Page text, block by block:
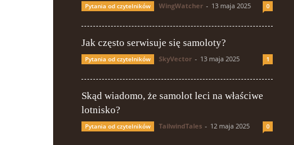
Pytania od czytelników WingWatcher - 13 maja 2025 0
Jak często serwisuje się samoloty?
Pytania od czytelników SkyVector - 13 maja 2025 1
Skąd wiadomo, że samolot leci na właściwe
lotnisko?
Pytania od czytelników TailwindTales - 12 maja 2025 0